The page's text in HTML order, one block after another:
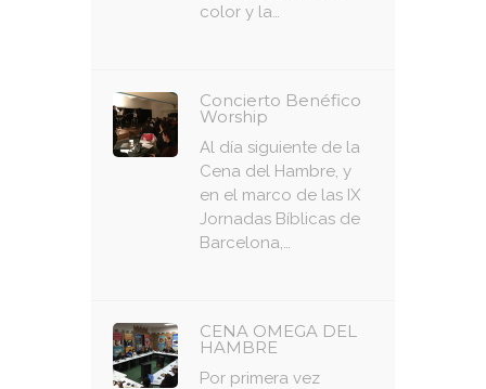
color y la…
Concierto Benéfico
Worship
Al día siguiente de la
Cena del Hambre, y
en el marco de las IX
Jornadas Bíblicas de
Barcelona,…
CENA OMEGA DEL
HAMBRE
Por primera vez